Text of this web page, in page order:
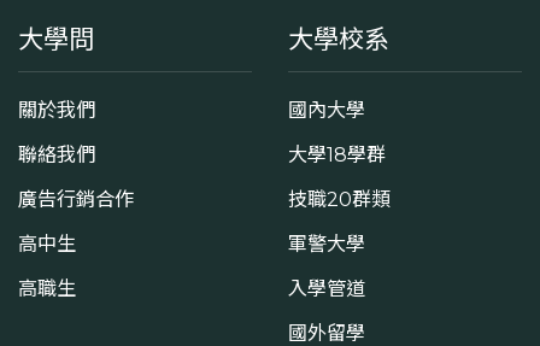
大學問
關於我們
聯絡我們
廣告行銷合作
高中生
高職生
大學校系
國內大學
大學18學群
技職20群類
軍警大學
入學管道
國外留學